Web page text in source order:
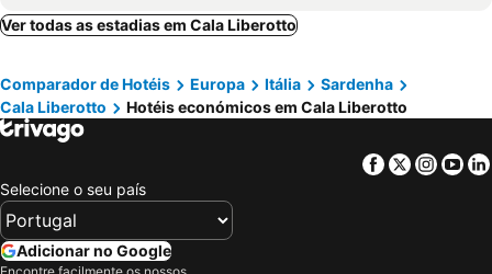
Hotel Quasar
Ovile Juanne Loddo
Hotel Le Quattro Lune
Su Pranu
Castello Malicas
Hotel L'Ancora
I Giardini di Cala Ginepro Hotel Resort
Hotel Valle del Cedrino
Hotel Marina Garden
Gli Ulivi
Studio For Holiday
Ver todas as estadias em Cala Liberotto
Comparador de Hotéis Europa Itália
Sardenha
Cala Liberotto
Hotéis económicos em Cala Liberotto
Facebook
Twitter
Selecione o seu país
Adicionar no Google